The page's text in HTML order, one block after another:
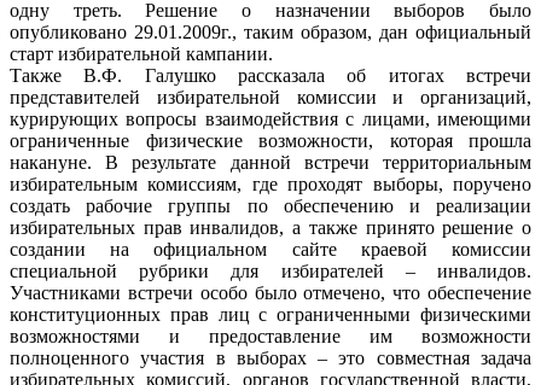
одну треть. Решение о назначении выборов было
опубликовано 29.01.2009г., таким образом, дан официальный
старт избирательной кампании.
Также В.Ф. Галушко рассказала об итогах встречи
представителей избирательной комиссии и организаций,
курирующих вопросы взаимодействия с лицами, имеющими
ограниченные физические возможности, которая прошла
накануне. В результате данной встречи территориальным
избирательным комиссиям, где проходят выборы, поручено
создать рабочие группы по обеспечению и реализации
избирательных прав инвалидов, а также принято решение о
создании на официальном сайте краевой комиссии
специальной рубрики для избирателей – инвалидов.
Участниками встречи особо было отмечено, что обеспечение
конституционных прав лиц с ограниченными физическими
возможностями и предоставление им возможности
полноценного участия в выборах – это совместная задача
избирательных комиссий, органов государственной власти,